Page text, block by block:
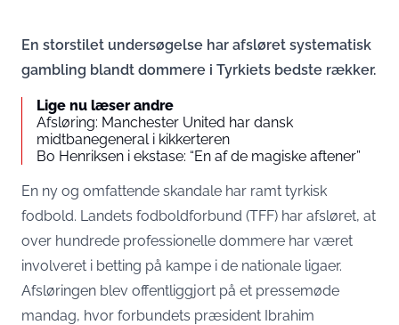
En storstilet undersøgelse har afsløret systematisk
gambling blandt dommere i Tyrkiets bedste rækker.
Lige nu læser andre
Afsløring: Manchester United har dansk
midtbanegeneral i kikkerteren
Bo Henriksen i ekstase: “En af de magiske aftener”
En ny og omfattende skandale har ramt tyrkisk
fodbold. Landets fodboldforbund (TFF) har afsløret, at
over hundrede professionelle dommere har været
involveret i betting på kampe i de nationale ligaer.
Afsløringen blev offentliggjort på et pressemøde
mandag, hvor forbundets præsident Ibrahim